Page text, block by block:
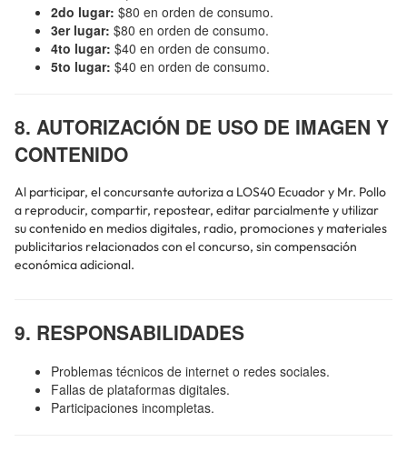
2do lugar: $80 en orden de consumo.
3er lugar: $80 en orden de consumo.
4to lugar: $40 en orden de consumo.
5to lugar: $40 en orden de consumo.
8. AUTORIZACIÓN DE USO DE IMAGEN Y
CONTENIDO
Al participar, el concursante autoriza a LOS40 Ecuador y Mr. Pollo
a reproducir, compartir, repostear, editar parcialmente y utilizar
su contenido en medios digitales, radio, promociones y materiales
publicitarios relacionados con el concurso, sin compensación
económica adicional.
9. RESPONSABILIDADES
Problemas técnicos de internet o redes sociales.
Fallas de plataformas digitales.
Participaciones incompletas.